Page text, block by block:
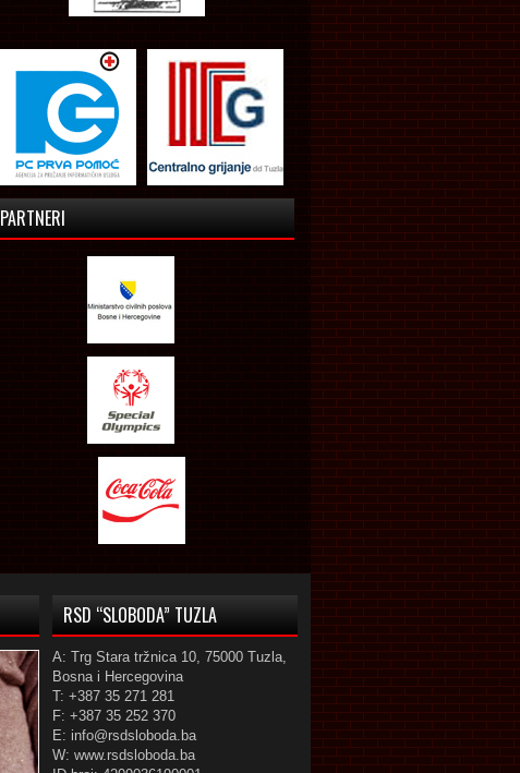
PARTNERI
RSD “SLOBODA” TUZLA
A: Trg Stara tržnica 10, 75000 Tuzla,
Bosna i Hercegovina
T: +387 35 271 281
F: +387 35 252 370
E: info@rsdsloboda.ba
W: www.rsdsloboda.ba